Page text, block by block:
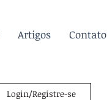
Artigos Contato
Login/Registre-se